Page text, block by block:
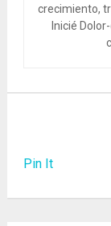
crecimiento,
Inicié
Pin It